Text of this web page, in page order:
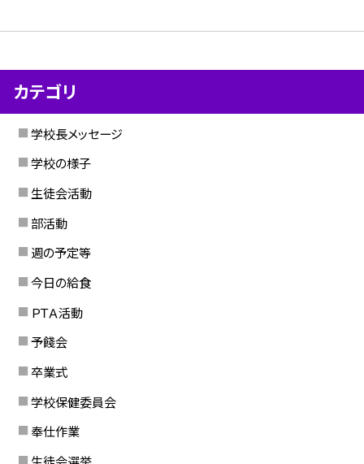
カテゴリ
学校長メッセージ
学校の様子
生徒会活動
部活動
週の予定等
今日の給食
ＰＴＡ活動
予餞会
卒業式
学校保健委員会
奉仕作業